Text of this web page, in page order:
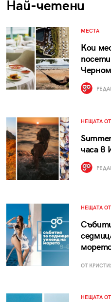
Най-четени
МЕСТА
Кои
НЕЩАТА
часа в
НЕЩАТА
ОТ
НЕЩАТА